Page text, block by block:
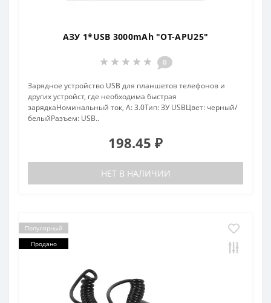
АЗУ 1*USB 3000mAh "OT-APU25"
0
Зарядное устройство USB для планшетов телефонов и
других устройст, где необходима быстрая
зарядкаНоминальный ток, А: 3.0Тип: ЗУ USBЦвет: черный/
белыйРазъем: USB..
198.45 ₽
НЕТ В НАЛИЧИИ
Популярный
Продано